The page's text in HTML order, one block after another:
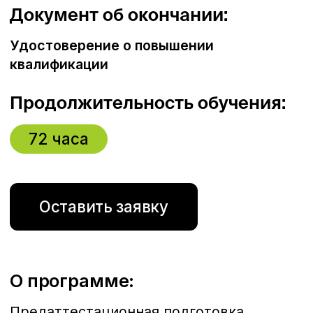
Тема 1
промышленной безопасности.
за соблюдением требований
промышленной безопасности.
Тема 3Аварии на опасных
производственных объектах.
Тема 4Техническое регулирование
в области промышленной
безопасности.
Тема 6 Риск-ориентированный подход
Содержание: